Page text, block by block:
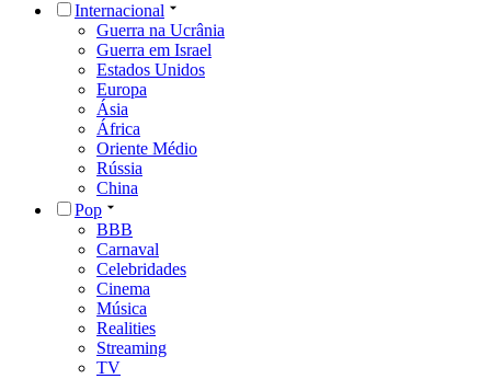
Internacional
Guerra na Ucrânia
Guerra em Israel
Estados Unidos
Europa
Ásia
África
Oriente Médio
Rússia
China
Pop
BBB
Carnaval
Celebridades
Cinema
Música
Realities
Streaming
TV